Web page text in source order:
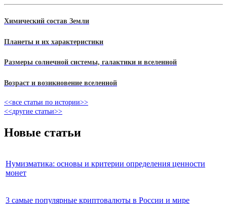
Химический состав Земли
Планеты и их характеристики
Размеры солнечной системы, галактики и вселенной
Возраст и возикновение вселенной
<<все статьи по истории>>
<<другие статьи>>
Новые статьи
Нумизматика: основы и критерии определения ценности
монет
3 самые популярные криптовалюты в России и мире